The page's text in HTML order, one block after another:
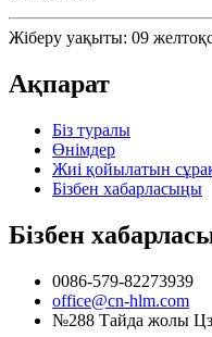
Жіберу уақыты: 09
Ақпарат
Біз туралы
Өнімдер
Жиі қойылатын
Бізбен хабарласыңы
Бізбен
0086-579-82273939
office@cn-hlm.com
№288 Тайда жолы